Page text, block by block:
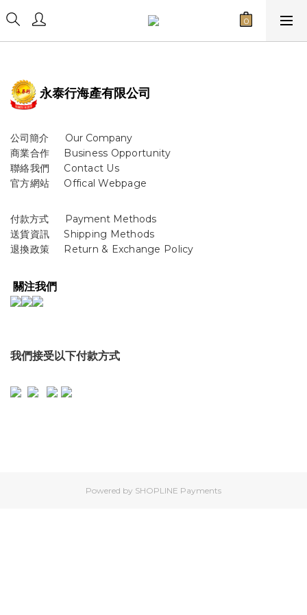
永泰行海產有限公司
公司簡介 Our Company
商業合作 Business Opportunity
聯絡我們 Contact Us
官方網站 Offical Webpage
付款方式 Payment Methods
送貨資訊
Shipping Methods
退換政策 Return & Exchange Policy
關注我們
我們接受以下付款方式
Powered by SHOPLINE Payments